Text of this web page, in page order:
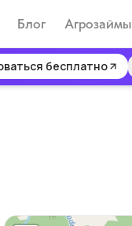
бесплатно
Блог Агрозаймы